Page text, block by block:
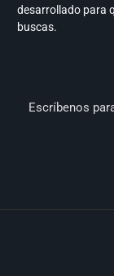
desarrollado para
buscas.
Escríbenos